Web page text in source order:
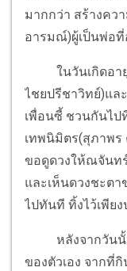
มากกว่า สร้างคว
อารมณ์)ผู้เป็นพ่อที่
ในวันเกิดอายุ
ไชยปรีชาวิทย์)แ
เพื่อนซี้ ชวนกันไป
เทพนิมิตร(สุภาพร
ขอดูดวงให้ณจันท
และเห็นดวงชะต
ไปทันที ทิ้งไว้เพีย
หลังจากวันนั้น
ของตัวเอง จากที่